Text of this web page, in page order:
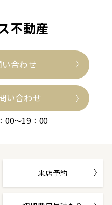
不動産
合わせ
い合わせ
00～19：00
来店予約